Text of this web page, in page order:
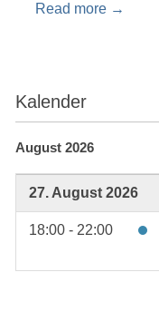
Read more →
Kalender
August 2026
27. August 2026
18:00 - 22:00